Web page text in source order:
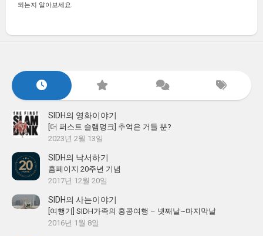
되는지 알아보세요.
SIDH의 영화이야기
[더 퍼스트 슬램덩크] 추억은 거들 뿐?
2023년 2월 13일
SIDH의 낙서하기
홈페이지 20주년 기념
2017년 12월 20일
SIDH의 사는이야기
[여행기] SIDH가족의 홍콩여행 – 넷째날~마지막날
2016년 1월 8일